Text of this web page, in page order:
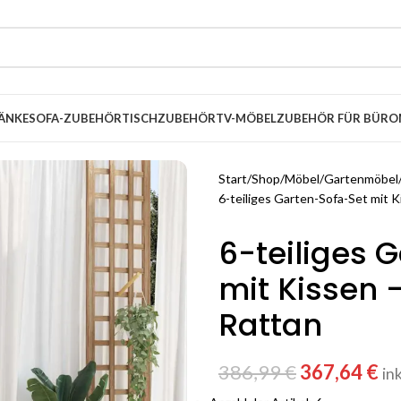
SOFA-ZUBEHÖRTISCHZUBEHÖRTV-MÖBELZUBEHÖR FÜR
Start Shop Möbel Gartenmöbel
6-teiliges Garten-Sofa-Set mit
6-teiliges
mit Kissen
Rattan
386,99€367,64€